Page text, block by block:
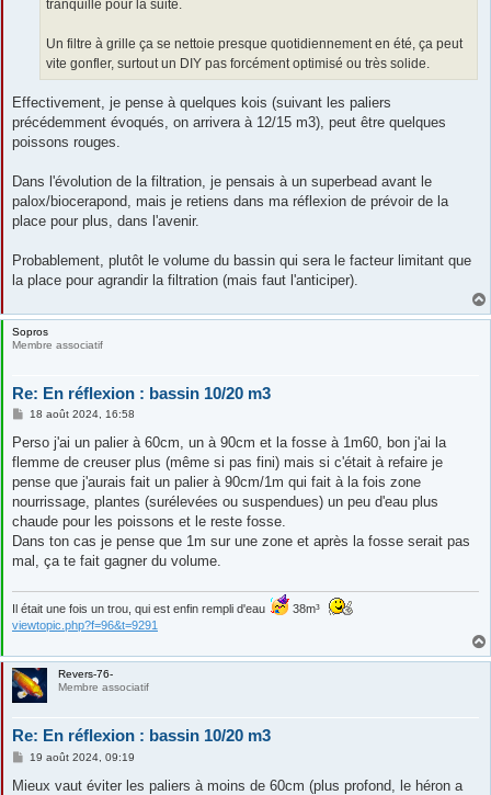
tranquille pour la suite.
Un filtre à grille ça se nettoie presque quotidiennement en été, ça peut
vite gonfler, surtout un DIY pas forcément optimisé ou très solide.
Effectivement, je pense à quelques kois (suivant les paliers
précédemment évoqués, on arrivera à 12/15 m3), peut être quelques
poissons rouges.
Dans l'évolution de la filtration, je pensais à un superbead avant le
palox/biocerapond, mais je retiens dans ma réflexion de prévoir de la
place pour plus, dans l'avenir.
Probablement, plutôt le volume du bassin qui sera le facteur limitant que
la place pour agrandir la filtration (mais faut l'anticiper).
Sopros
Membre associatif
Re: En réflexion : bassin 10/20 m3
M
s
a
g
18 août 2024, 16:58
Perso j'ai un palier à 60cm, un à 90cm et la fosse à 1m60, bon j'ai la
flemme de creuser plus (même si pas fini) mais si c'était à refaire je
pense que j'aurais fait un palier à 90cm/1m qui fait à la fois zone
nourrissage, plantes (surélevées ou suspendues) un peu d'eau plus
chaude pour les poissons et le reste fosse.
Dans ton cas je pense que 1m sur une zone et après la fosse serait pas
mal, ça te fait gagner du volume.
Il était une fois un trou, qui est enfin rempli d'eau
38m³
viewtopic.php?f=96&t=9291
Revers-76-
Membre associatif
Re: En réflexion : bassin 10/20 m3
M
s
19 août 2024, 09:19
Mieux vaut éviter les paliers à moins de 60cm (plus profond, le héron a